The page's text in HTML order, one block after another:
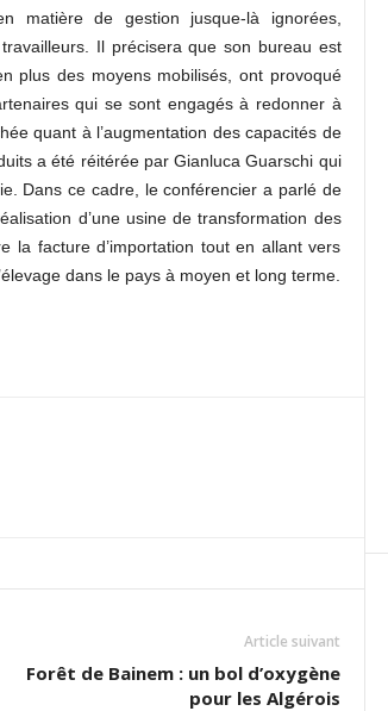
matière de gestion jusque-là ignorées,
Il précisera que son bureau est
plus des moyens mobilisés, ont provoqué
qui se sont engagés à redonner à
quant à l’augmentation des capacités de
a été réitérée par Gianluca Guarschi qui
Dans ce cadre, le conférencier a parlé de
d’une usine de transformation des
la facture d’importation tout en allant vers
dans le pays à moyen et long terme.
Article suivant
Forêt de Bainem : un bol d’oxygène
pour les Algérois